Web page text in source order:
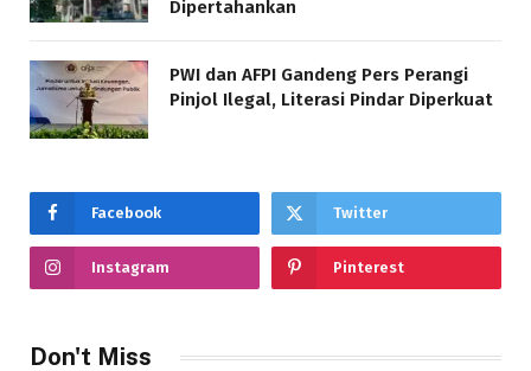
Dipertahankan
PWI dan AFPI Gandeng Pers Perangi
Pinjol Ilegal, Literasi Pindar Diperkuat
Facebook Twitter
Instagram Pinterest
Don't Miss